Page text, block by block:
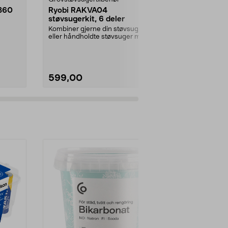
Ryobi RAKVA04
støvsugerkit, 6 deler
Kombiner gjerne din støvsuger
eller håndholdte støvsuger med
599,00